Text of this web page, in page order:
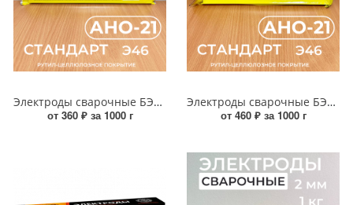
Электроды сварочные БЭЗ АНО 21 СТАНДАРТ 3мм (1кг)
от 360 ₽ за 1000 г
Электроды сварочные БЭЗ АНО 21 СТАНДАРТ 2,5мм (1кг)
от 460 ₽ за 1000 г